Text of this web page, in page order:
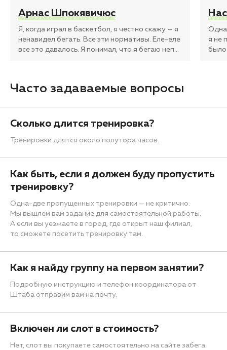
Арнас Шпокявичюс
Я, когда играл в баскетбол, я честно скажу — я
ненавидел бегать. Все эти нормативы. Еле-еле
все это давалось. Я понимал, что я бегаю неп…
Одна
я не
было
Часто задаваемые вопросы
Сколько длится тренировка?
Тренировки длятся около полутора часов.
Как быть, если я должен буду пропустить
тренировку?
Одна-две пропущенных тренировки — не критично.
Мы вышлем вам задание для самостоятельной работы.
А если вы уезжаете в город, где открыт наш филиал,
то сможете посетить тренировку там.
Как я найду группу на первом занятии?
Подробную инструкцию и телефон координатора от
Штаба отправим вам на почту.
Включен ли слот в стоимость?
Нет, слот вы покупаете самостоятельно на сайте забега.